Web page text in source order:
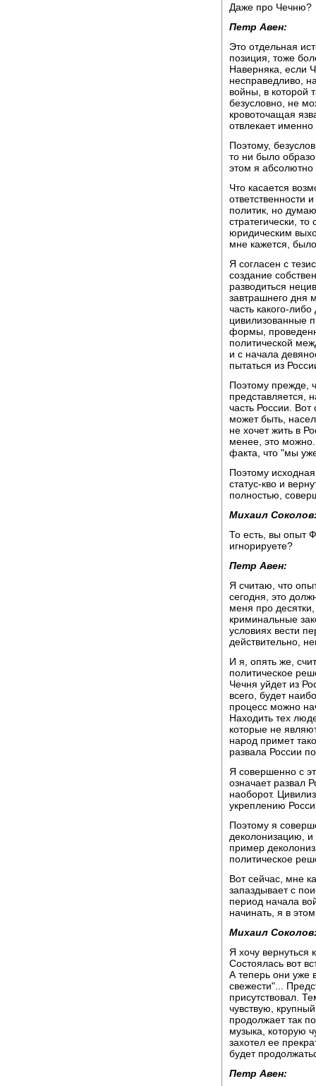
Даже про Чечню?
Петр Авен:
Это отдельная
позиция, тоже
Наверняка, если
несправедливо,
войны, в которой
безусловно, не
кровоточащая
отвлекает именно
Поэтому,
то ни было
этом я
Что касается
ответственности
политик, но
стратегически,
юридическим
мне кажется,
Я согласен с
создание
разводиться
завтрашнего дня
часть какого-
цивилизованные
формы,
политической
и с начала
пытаться из
Поэтому прежде,
представляется,
часть России.
может быть,
не хочет жить в
менее, это
факта, что "мы
Поэтому
статус-кво и
полностью,
Михаил
То есть, вы опыт
игнорируете?
Петр Авен:
Я считаю, что
сегодня, это
меня про
криминальные
условиях вести
действительно,
И я, опять же,
политическое
Чечня уйдет из
всего, будет
процесс можно
Находить тех
которые не
народ примет
развала России
Я совершенно с
означает развал
наоборот.
укреплению
Поэтому я
деколонизацию,
пример
политическое
Вот сейчас, мне
запаздывает с
период начала
начинать, я в
Михаил
Я хочу вернуться
Состоялась вот
А теперь они уже
свежести"...
присутствовал.
чувствую,
продолжает так
музыка, которую
захотел ее
будет
Петр Авен: